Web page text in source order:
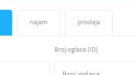
najam prodaja
Broj oglasa (ID)